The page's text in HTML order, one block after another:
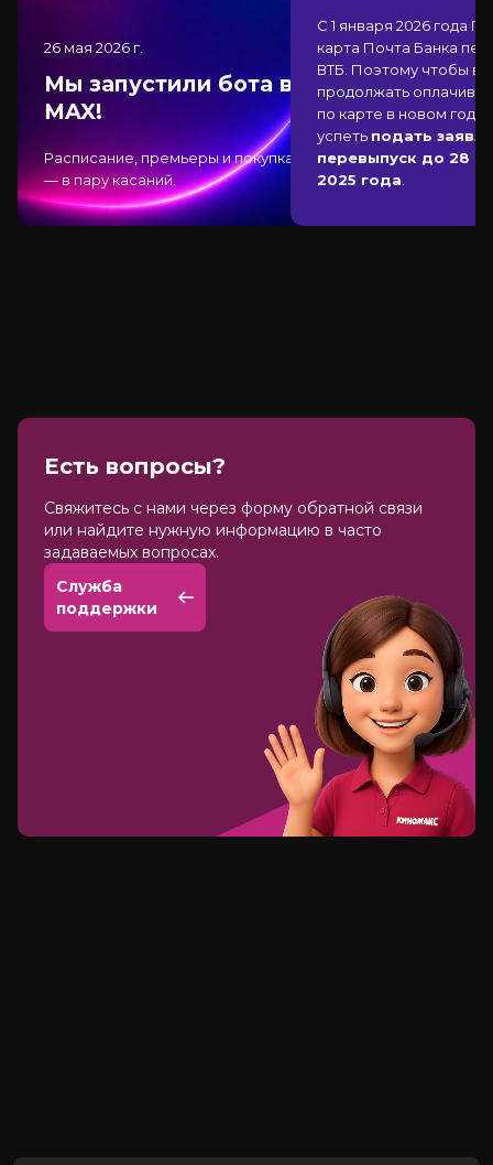
26 мая 2026 г.
Мы запустили бота в
MAX!
Расписание, премьеры и покупка
— в пару касаний.
С 1 января 2026 года
карта Почта Банка
ВТБ . Поэтому чтобы
продолжать
по карте в новом
успеть подать
перевыпуск до 28
2025 года
Есть вопросы?
Cвяжитесь с нами через форму обратной связи
или найдите нужную информацию в часто
задаваемых вопросах.
Служба
поддержки